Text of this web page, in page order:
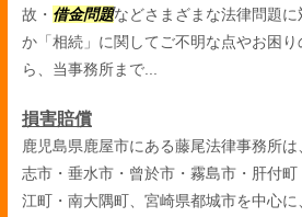
故・ 借金問題などさまざまな法律問題
か「相続」に関してご不明な点やお困
ら、当事務所まで...
損害賠償
鹿児島県鹿屋市にある藤尾法律事務所
志市・垂水市・曾於市・霧島市・肝付
江町・南大隅町、宮崎県都城市を中心